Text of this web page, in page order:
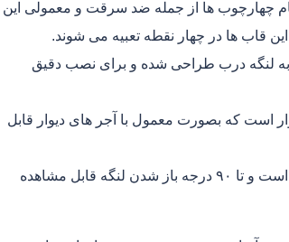
چهارچوب ها از جمله ضد سرقت و معمولی این
قاب ها در چهار نقطه تعبیه می شوند.
لنگه درب طراحی شده و برای نصب دقیق
است که بصورت معمول با آجر های دیوار قابل
لولای درب:که برای درب های ضد سرقت از چهار عدد لولا استفاده شده است و تا ۹۰ درجه باز شدن لنگه قابل مشاهده